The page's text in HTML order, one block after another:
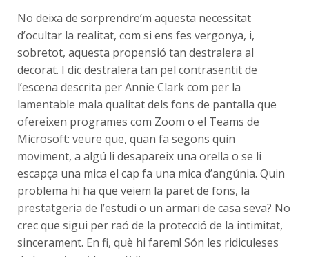
No deixa de sorprendre’m aquesta necessitat
d’ocultar la realitat, com si ens fes vergonya, i,
sobretot, aquesta propensió tan destralera al
decorat. I dic destralera tan pel contrasentit de
l’escena descrita per Annie Clark com per la
lamentable mala qualitat dels fons de pantalla que
ofereixen programes com Zoom o el Teams de
Microsoft: veure que, quan fa segons quin
moviment, a algú li desapareix una orella o se li
escapça una mica el cap fa una mica d’angúnia. Quin
problema hi ha que veiem la paret de fons, la
prestatgeria de l’estudi o un armari de casa seva? No
crec que sigui per raó de la protecció de la intimitat,
sincerament. En fi, què hi farem! Són les ridiculeses